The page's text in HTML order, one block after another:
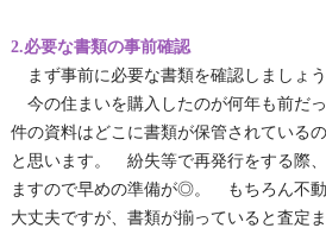
2.必要な書類の事前確認
まず事前に必要な書類を確認しましょう
今の住まいを購入したのが何年も前だ
件の資料はどこに書類が保管されている
と思います。 紛失等で再発行をする際
ますので早めの準備が◎。 もちろん不
大丈夫ですが、書類が揃っていると査定